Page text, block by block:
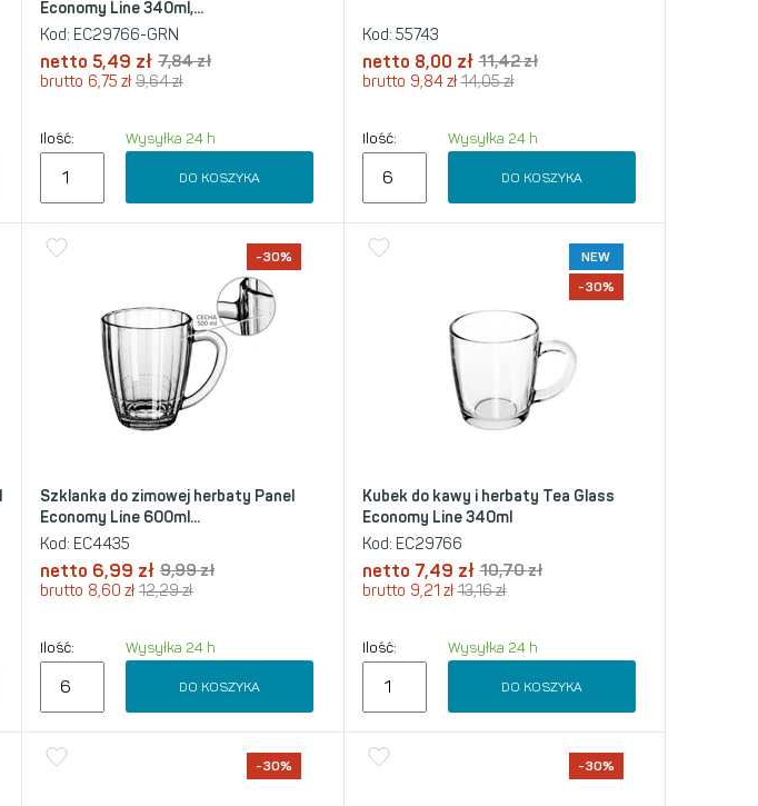
Economy Line 340ml,...
Kod: EC29766-GRN
netto 5,49 zł 7,84zł
brutto 6,75zł9,64zł
Ilość: Wysyłka 24 h
DO KOSZYKA
Kod: 55743
netto 8,00 zł 11,42zł
brutto 9,84zł14,05zł
Ilość: Wysyłka 24 h
DO KOSZYKA
-30%
Szklanka do zimowej herbaty Panel
Economy Line 600ml...
Kod: EC4435
netto 6,99 zł 9,99zł
brutto 8,60zł12,29zł
Ilość: Wysyłka 24 h
DO KOSZYKA
NEW
-30%
Kubek do kawy i herbaty Tea Glass
Economy Line 340ml
Kod: EC29766
netto 7,49 zł 10,70zł
brutto 9,21 zł13,16zł
Ilość: Wysyłka 24 h
DO KOSZYKA
-30% -30%